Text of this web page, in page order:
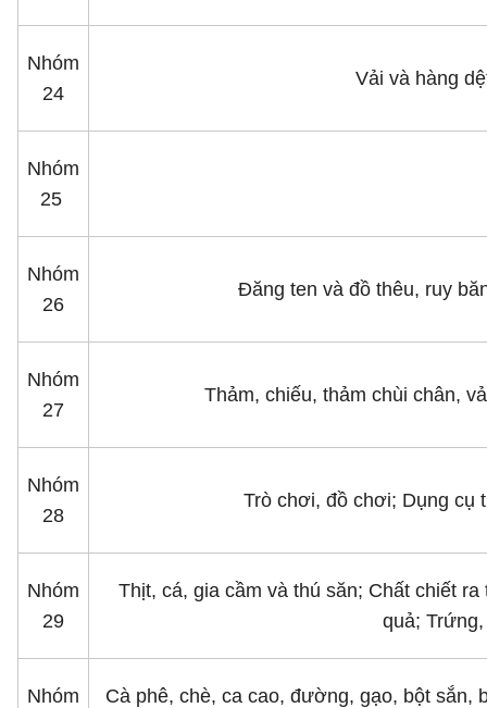
Nhóm
24
Vải và hàng
Nhóm
25
Nhóm
26
Ðăng ten và đồ thêu, ruy
Nhóm
27
Thảm, chiếu, thảm chùi chân,
Nhóm
28
Trò chơi, đồ chơi; Dụng cụ
Nhóm
29
Thịt, cá, gia cầm và thú săn; Chất chiết
quả;
Nhóm
Cà phê, chè, ca cao, đường, gạo, bột sắn,